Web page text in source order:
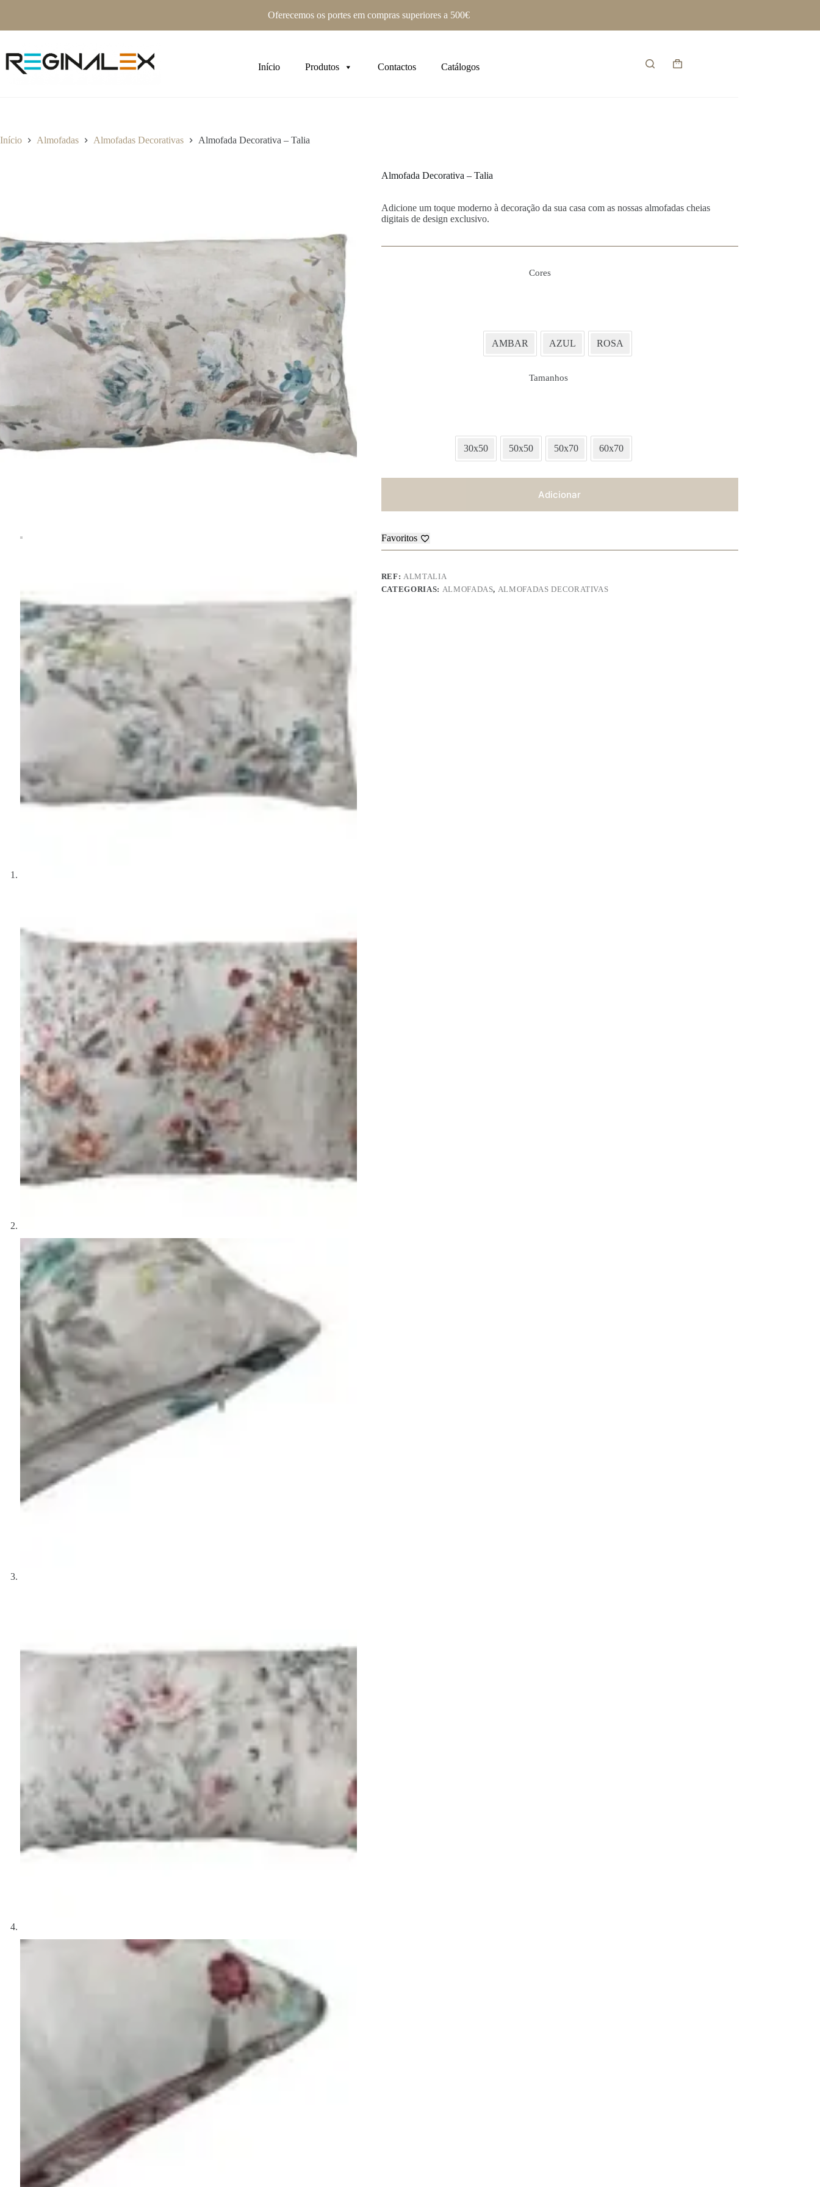
Oferecemos os portes em compras superiores a 500€
Início Produtos Contactos Catálogos
Carrinho
Início Almofadas Almofadas Decorativas Almofada Decorativa – Talia
Almofada Decorativa – Talia
Adicione um toque moderno à decoração da sua casa com as nossas almofadas cheias
digitais de design exclusivo.
Cores
AMBAR AZUL ROSA
Tamanhos
30x50 50x50 50x70 60x70
Adicionar
Favoritos
REF:ALMTALIA
CATEGORIAS: ALMOFADAS, ALMOFADAS DECORATIVAS